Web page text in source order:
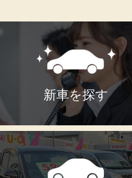
新車を探す